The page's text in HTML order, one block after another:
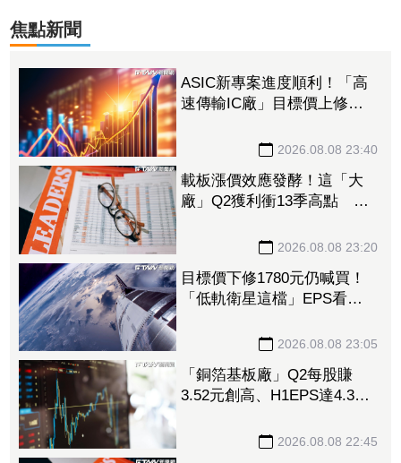
焦點新聞
ASIC新專案進度順利！「高
速傳輸IC廠」目標價上修至
2026.08.08 23:40
載板漲價效應發酵！這「大
廠」Q2獲利衝13季高點 再
2026.08.08 23:20
目標價下修1780元仍喊買！
「低軌衛星這檔」EPS看至
2026.08.08 23:05
「銅箔基板廠」Q2每股賺
3.52元創高、H1EPS達4.39
2026.08.08 22:45